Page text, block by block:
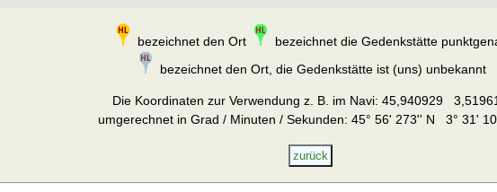
bezeichnet den Ort
bezeichnet die Gedenkstätte
bezeichnet den Ort, die Gedenkstätte ist (uns) unbekannt
Die Koordinaten zur Verwendung z. B. im Navi: 45,940929
umgerechnet in Grad / Minuten / Sekunden: 45° 56' 273'' N 3° 31'